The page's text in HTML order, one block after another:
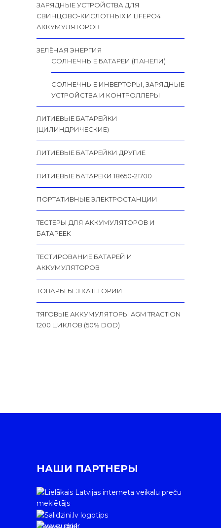
ЗАРЯДНЫЕ УСТРОЙСТВА ДЛЯ
СВИНЦОВО-КИСЛОТНЫХ И LIFEPO4
АККУМУЛЯТОРОВ
ЗЕЛЁНАЯ ЭНЕРГИЯ
СОЛНЕЧНЫЕ БАТАРЕИ (ПАНЕЛИ)
СОЛНЕЧНЫЕ ИНВЕРТОРЫ, ЗАРЯДНЫЕ
УСТРОЙСТВА И КОНТРОЛЛЕРЫ
ЛИТИЕВЫЕ БАТАРЕЙКИ
(ЦИЛИНДРИЧЕСКИЕ)
ЛИТИЕВЫЕ БАТАРЕЙКИ ДРУГИЕ
ЛИТИЕВЫЕ БАТАРЕКИ 18650-21700
ПОРТАТИВНЫЕ ЭЛЕКТРОСТАНЦИИ
ТЕСТЕРЫ ДЛЯ АККУМУЛЯТОРОВ И
БАТАРЕЕК
ТЕСТИРОВАНИЕ БАТАРЕЙ И
АККУМУЛЯТОРОВ
ТОВАРЫ БЕЗ КАТЕГОРИИ
ТЯГОВЫЕ АККУМУЛЯТОРЫ AGM TRACTION
1200 ЦИКЛОВ (50% DOD)
НАШИ ПАРТНЕРЫ
www.gudrie